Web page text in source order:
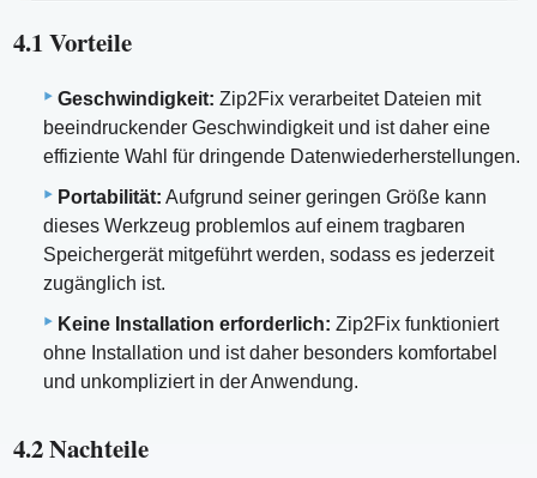
4.1 Vorteile
Geschwindigkeit: Zip2Fix verarbeitet Dateien mit
beeindruckender Geschwindigkeit und ist daher eine
effiziente Wahl für dringende Datenwiederherstellungen.
Portabilität: Aufgrund seiner geringen Größe kann
dieses Werkzeug problemlos auf einem tragbaren
Speichergerät mitgeführt werden, sodass es jederzeit
zugänglich ist.
Keine Installation erforderlich: Zip2Fix funktioniert
ohne Installation und ist daher besonders komfortabel
und unkompliziert in der Anwendung.
4.2 Nachteile